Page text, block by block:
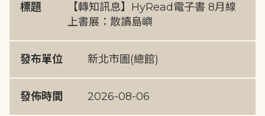
標題
【轉知訊息】HyRead電子書 8月線
上書展：散讀島嶼
發布單位 新北市圖(總館)
發佈時間 2026-08-06